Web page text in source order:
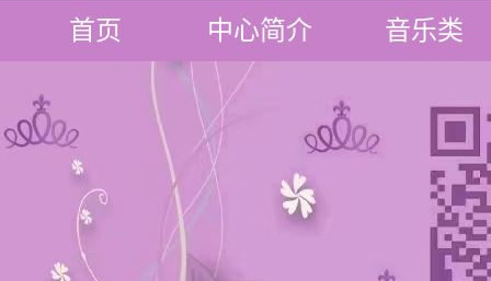
首页 中心简介 音乐类